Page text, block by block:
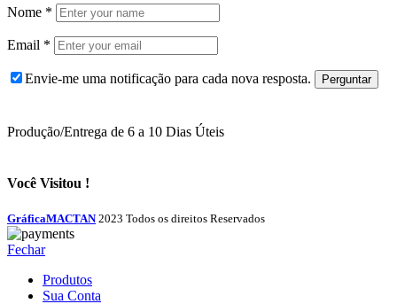
Nome *
Email *
Envie-me uma notificação para cada nova resposta.
Produção/Entrega de 6 a 10 Dias Úteis
Você Visitou !
GráficaMACTAN 2023 Todos os direitos Reservados
Fechar
Produtos
Sua Conta